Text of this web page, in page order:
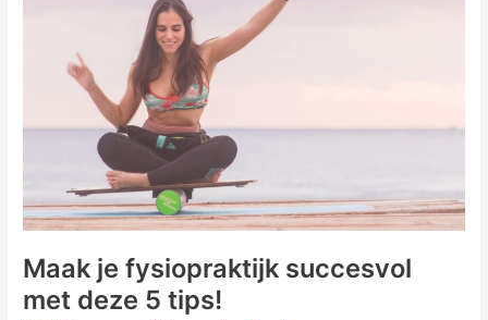
Maak je fysiopraktijk succesvol
met deze 5 tips!